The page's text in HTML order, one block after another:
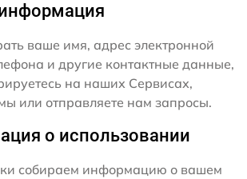
ваше имя, адрес электронной
и другие контактные данные,
на наших Сервисах,
или отправляете нам запросы.
о использовании
собираем информацию о вашем